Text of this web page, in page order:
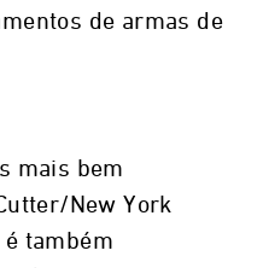
de armas de
mais bem
New York
é também